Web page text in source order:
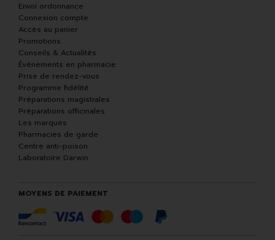
Envoi ordonnance
Connexion compte
Accès au panier
Promotions
Conseils & Actualités
Événements en pharmacie
Prise de rendez-vous
Programme fidélité
Préparations magistrales
Préparations officinales
Les marques
Pharmacies de garde
Centre anti-poison
Laboratoire Darwin
MOYENS DE PAIEMENT